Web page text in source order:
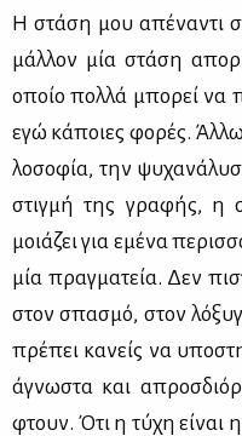
Η στά­ση μου απέ­να­ντι
μάλ­λον μία στά­ση
οποίο πολ­λά μπο­ρεί να
εγώ κά­ποιες φο­ρές.
λο­σο­φία, την
στιγ­μή της γρα­φής, η
μοιά­ζει για εμέ­να
μία πραγ­μα­τεία. Δεν
στον σπα­σμό, στον
πρέ­πει κα­νείς να
άγνω­στα και
φτουν. Ότι η τύ­χη εί­ναι